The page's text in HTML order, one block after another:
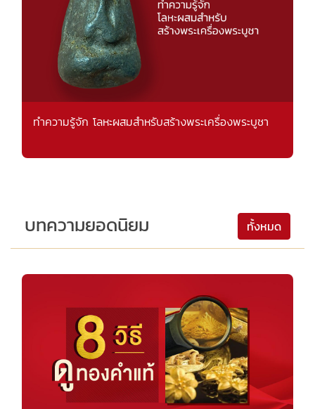
ทำความรู้จัก โลหะผสมสำหรับสร้างพระเครื่องพระบูชา
บทความยอดนิยม ทั้งหมด